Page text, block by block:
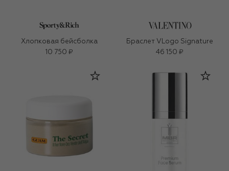
Хлопковая бейсболка
10 750 ₽
Браслет VLogo Signature
46 150 ₽